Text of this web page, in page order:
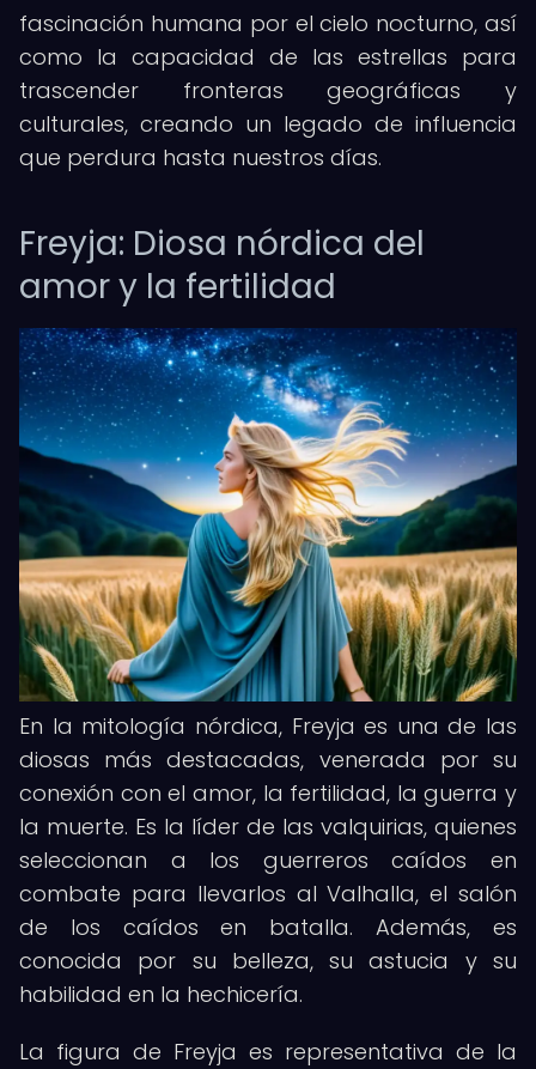
fascinación humana por el cielo nocturno, así
como la capacidad de las estrellas para
trascender fronteras geográficas y
culturales, creando un legado de influencia
que perdura hasta nuestros días.
Freyja: Diosa nórdica del
amor y la fertilidad
En la mitología nórdica, Freyja es una de las
diosas más destacadas, venerada por su
conexión con el amor, la fertilidad, la guerra y
la muerte. Es la líder de las valquirias, quienes
seleccionan a los guerreros caídos en
combate para llevarlos al Valhalla, el salón
de los caídos en batalla. Además, es
conocida por su belleza, su astucia y su
habilidad en la hechicería.
La figura de Freyja es representativa de la